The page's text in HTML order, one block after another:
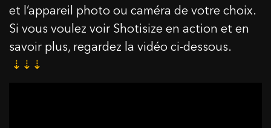
et l’appareil photo ou caméra de votre choix.
Si vous voulez voir Shotisize en action et en
savoir plus, regardez la vidéo ci-dessous.
⇣⇣⇣